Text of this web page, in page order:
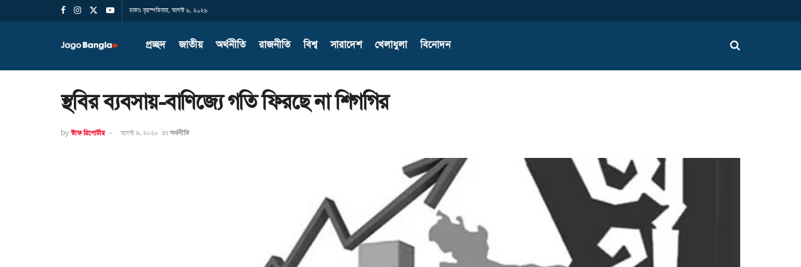
ঢাকাঃ বৃহস্পতিবার, আগস্ট ৬, ২০২৬
প্রচ্ছদ জাতীয় অর্থনীতি রাজনীতি বিশ্ব সারাদেশ খেলাধুলা বিনোদন
স্থবির ব্যবসায়-বাণিজ্যে গতি ফিরছে না শিগগির
by স্টাফ রিপোর্টার আগস্ট ৯, ২০২০ in অর্থনীতি